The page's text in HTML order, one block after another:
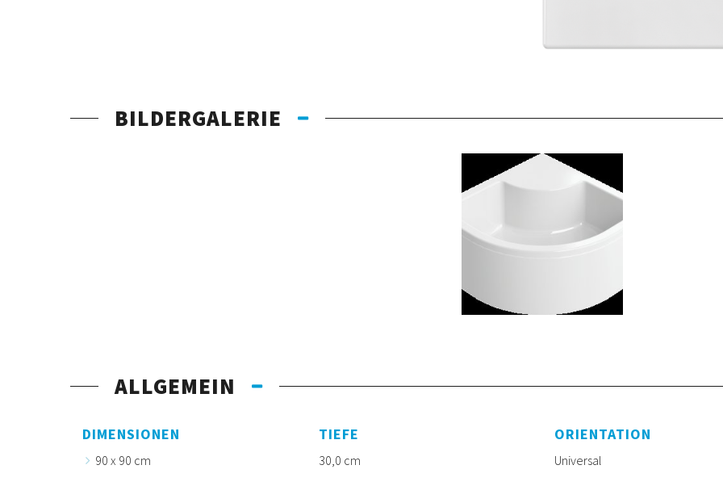
BILDERGALERIE
ALLGEMEIN
DIMENSIONEN
90 x 90 cm
TIEFE
30,0 cm
ORIENTATION
Universal